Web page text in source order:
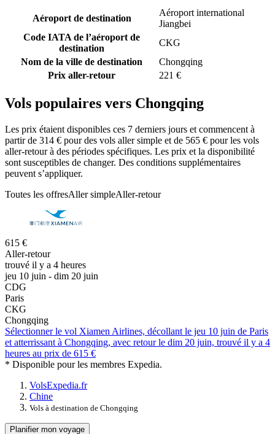
Aéroport de destination
Aéroport international
Jiangbei
Code IATA de l’aéroport de
destination
CKG
Nom de la ville de destination
Chongqing
Prix aller-retour
221 €
Vols populaires vers Chongqing
Les prix étaient disponibles ces 7 derniers jours et commencent à
partir de 314 € pour des vols aller simple et de 565 € pour les vols
aller-retour à des périodes spécifiques. Les prix et la disponibilité
sont susceptibles de changer. Des conditions supplémentaires
peuvent s’appliquer.
Toutes les offresAller simpleAller-retour
615 €
Aller-retour
trouvé il y a 4 heures
jeu 10 juin - dim 20 juin
CDG
Paris
CKG
Chongqing
Sélectionner le vol Xiamen Airlines, décollant le jeu 10 juin de Paris
et atterrissant à Chongqing, avec retour le dim 20 juin, trouvé il y a 4
heures au prix de 615 €
* Disponible pour les membres Expedia.
VolsExpedia.fr
Chine
Vols à destination de Chongqing
Planifier mon voyage